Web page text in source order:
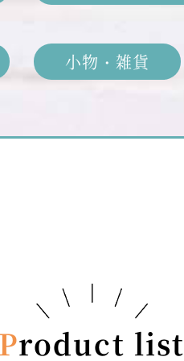
小物・雑貨
Product list